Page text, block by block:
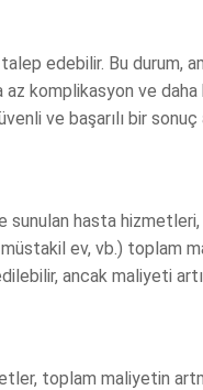
edebilir. Bu durum,
komplikasyon ve
ve başarılı bir sonuç
sunulan hasta
ev, vb.) toplam
ancak maliyeti
toplam maliyetin